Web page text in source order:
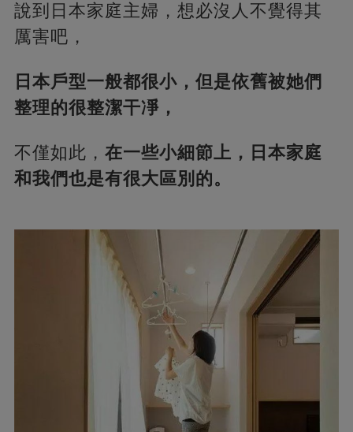
說到日本家庭主婦，想必沒人不覺得其
厲害吧，
日本戶型一般都很小，但是依舊被她們
整理的很整潔干凈，
不僅如此， 在一些小細節上，日本家庭
和我們也是有很大區別的。